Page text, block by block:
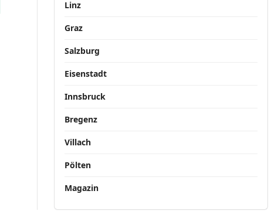
Linz
Graz
Salzburg
Eisenstadt
Innsbruck
Bregenz
Villach
Pölten
Magazin